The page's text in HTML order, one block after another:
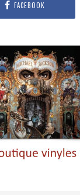
FACEBOOK